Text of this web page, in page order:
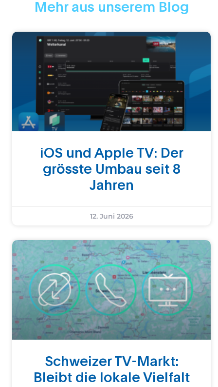
Mehr aus unserem Blog
iOS und Apple TV: Der
grösste Umbau seit 8
Jahren
12. Juni 2026
Schweizer TV-Markt:
Bleibt die lokale Vielfalt